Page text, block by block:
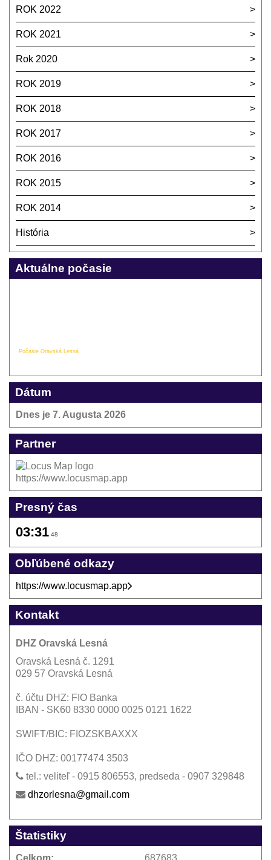
ROK 2022
ROK 2021
Rok 2020
ROK 2019
ROK 2018
ROK 2017
ROK 2016
ROK 2015
ROK 2014
História
Aktuálne počasie
Počasie Oravská Lesná
Dátum
Dnes je 7. Augusta 2026
Partner
https://www.locusmap.app
Presný čas
03:31 48
Obľúbené odkazy
https://www.locusmap.app
Kontakt
DHZ Oravská Lesná
Oravská Lesná č. 1291
029 57 Oravská Lesná
č. účtu DHZ: FIO Banka
IBAN - SK60 8330 0000 0025 0121 1622
SWIFT/BIC: FIOZSKBAXXX
IČO DHZ: 00177474 3503
tel.: veliteľ - 0915 806553, predseda - 0907 329848
dhzorlesna@gmail.com
Štatistiky
Celkom: 687683